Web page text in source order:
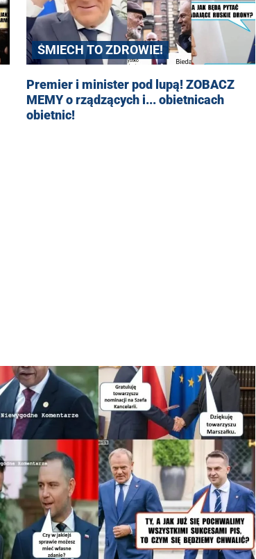
ŚMIECH TO ZDROWIE!
Premier i minister pod lupą! ZOBACZ
MEMY o rządzących i... obietnicach
obietnic!